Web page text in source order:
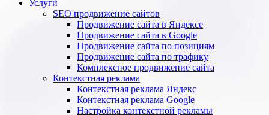
Услуги
SEO продвижение сайтов
Продвижение сайта в Яндексе
Продвижение сайта в Google
Продвижение сайта по позициям
Продвижение сайта по трафику
Комплексное продвижение сайта
Контекстная реклама
Контекстная реклама Яндекс
Контекстная реклама Google
Настройка контекстной рекламы